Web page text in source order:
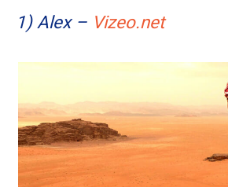
1) Alex – Vizeo.net